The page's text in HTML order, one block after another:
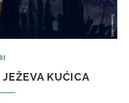
KUĆICA